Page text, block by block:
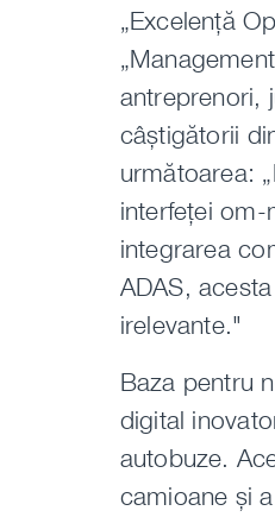
„Excelență
antreprenori,
câștigătorii
următoarea:
interfeței om-
integrarea
ADAS,
irelevante."
Baza pentru
digital
autobuze.
camioane și